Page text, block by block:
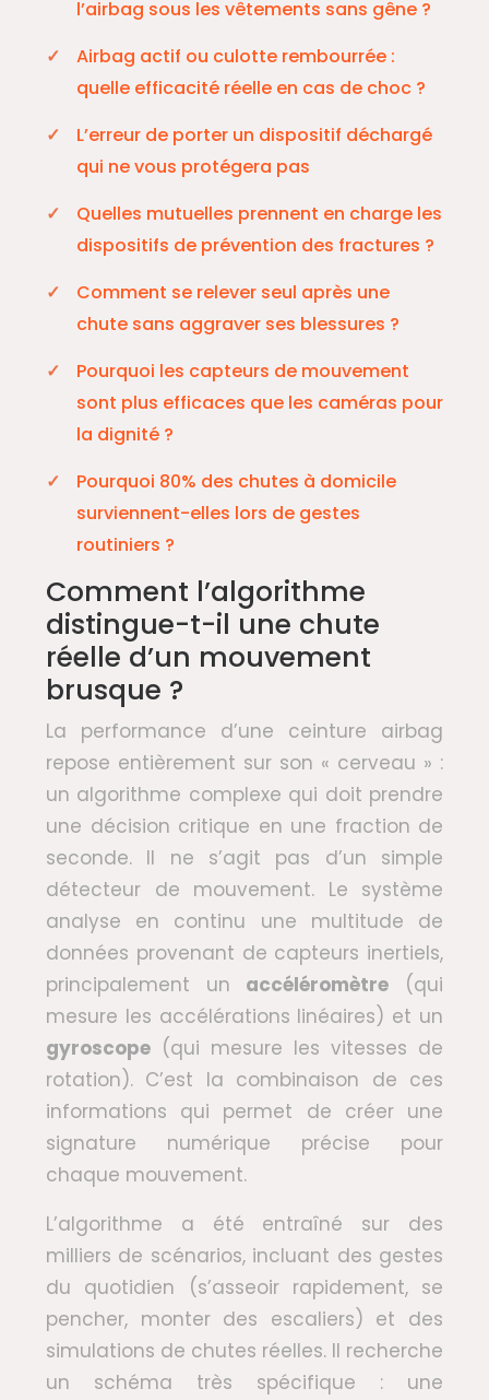
l’airbag sous les vêtements sans gêne ?
Airbag actif ou culotte rembourrée :
quelle efficacité réelle en cas de choc ?
L’erreur de porter un dispositif déchargé
qui ne vous protégera pas
Quelles mutuelles prennent en charge les
dispositifs de prévention des fractures ?
Comment se relever seul après une
chute sans aggraver ses blessures ?
Pourquoi les capteurs de mouvement
sont plus efficaces que les caméras pour
la dignité ?
Pourquoi 80% des chutes à domicile
surviennent-elles lors de gestes
routiniers ?
Comment l’algorithme
distingue-t-il une chute
réelle d’un mouvement
brusque ?
La performance d’une ceinture airbag
repose entièrement sur son « cerveau » :
un algorithme complexe qui doit prendre
une décision critique en une fraction de
seconde. Il ne s’agit pas d’un simple
détecteur de mouvement. Le système
analyse en continu une multitude de
données provenant de capteurs inertiels,
principalement un accéléromètre (qui
mesure les accélérations linéaires) et un
gyroscope (qui mesure les vitesses de
rotation). C’est la combinaison de ces
informations qui permet de créer une
signature numérique précise pour
chaque mouvement.
L’algorithme a été entraîné sur des
milliers de scénarios, incluant des gestes
du quotidien (s’asseoir rapidement, se
pencher, monter des escaliers) et des
simulations de chutes réelles. Il recherche
un schéma très spécifique : une